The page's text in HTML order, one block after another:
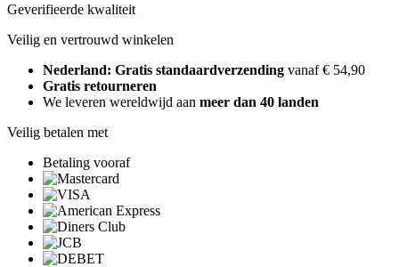
Geverifieerde kwaliteit
Veilig en vertrouwd winkelen
Nederland: Gratis standaardverzending vanaf € 54,90
Gratis retourneren
We leveren wereldwijd aan meer dan 40 landen
Veilig betalen met
Betaling vooraf